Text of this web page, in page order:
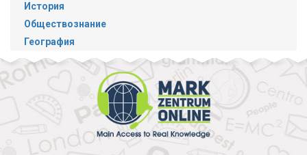
История
Обществознание
География